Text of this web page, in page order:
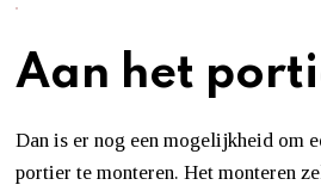
Aan het
Dan is er nog een mogelijkheid om
portier te monteren. Het monteren